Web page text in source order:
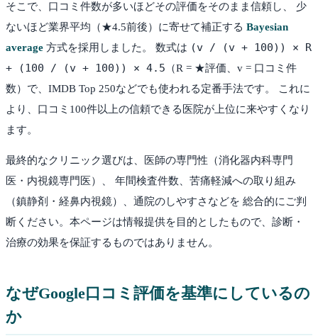
そこで、口コミ件数が多いほどその評価をそのまま信頼し、 少
ないほど業界平均（★4.5前後）に寄せて補正する Bayesian
average 方式を採用しました。 数式は (v / (v + 100)) × R
+ (100 / (v + 100)) × 4.5 （R = ★評価、v = 口コミ件
数）で、IMDB Top 250などでも使われる定番手法です。 これに
より、口コミ100件以上の信頼できる医院が上位に来やすくなり
ます。
最終的なクリニック選びは、医師の専門性（消化器内科専門
医・内視鏡専門医）、 年間検査件数、苦痛軽減への取り組み
（鎮静剤・経鼻内視鏡）、通院のしやすさなどを 総合的にご判
断ください。本ページは情報提供を目的としたもので、診断・
治療の効果を保証するものではありません。
なぜGoogle口コミ評価を基準にしているの
か